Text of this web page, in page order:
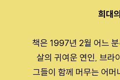
희대
책은 1997년 2월 어느
살의 귀여운 연인, 브라
그들이 함께 머무는 어